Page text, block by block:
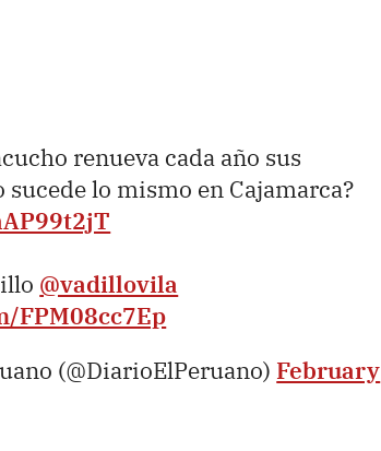
renueva cada año sus
sucede lo mismo en Cajamarca?
@vadillovila
FPM08cc7Ep
(@DiarioElPeruano) February